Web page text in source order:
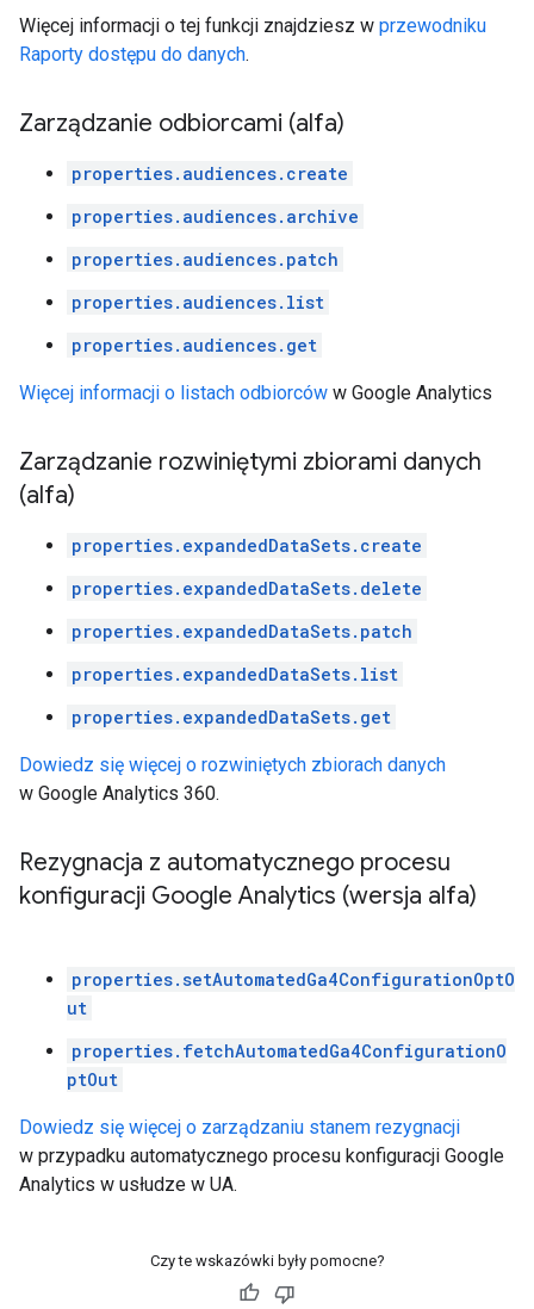
Więcej informacji o tej funkcji znajdziesz w przewodniku
Raporty dostępu do danych.
Zarządzanie odbiorcami (alfa)
properties.audiences.create
properties.audiences.archive
properties.audiences.patch
properties.audiences.list
properties.audiences.get
Więcej informacji o listach odbiorców w Google Analytics
Zarządzanie rozwiniętymi zbiorami danych
(alfa)
properties.expandedDataSets.create
properties.expandedDataSets.delete
properties.expandedDataSets.patch
properties.expandedDataSets.list
properties.expandedDataSets.get
Dowiedz się więcej o rozwiniętych zbiorach danych
w Google Analytics 360.
Rezygnacja z automatycznego procesu
konfiguracji Google Analytics (wersja alfa)
properties.setAutomatedGa4ConfigurationOptO
ut
properties.fetchAutomatedGa4ConfigurationO
ptOut
Dowiedz się więcej o zarządzaniu stanem rezygnacji
w przypadku automatycznego procesu konfiguracji Google
Analytics w usłudze w UA.
Czy te wskazówki były pomocne?